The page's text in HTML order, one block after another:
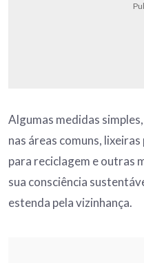
Algumas medidas
nas áreas comuns,
para reciclagem e outras
sua consciência
estenda pela vizinhança.